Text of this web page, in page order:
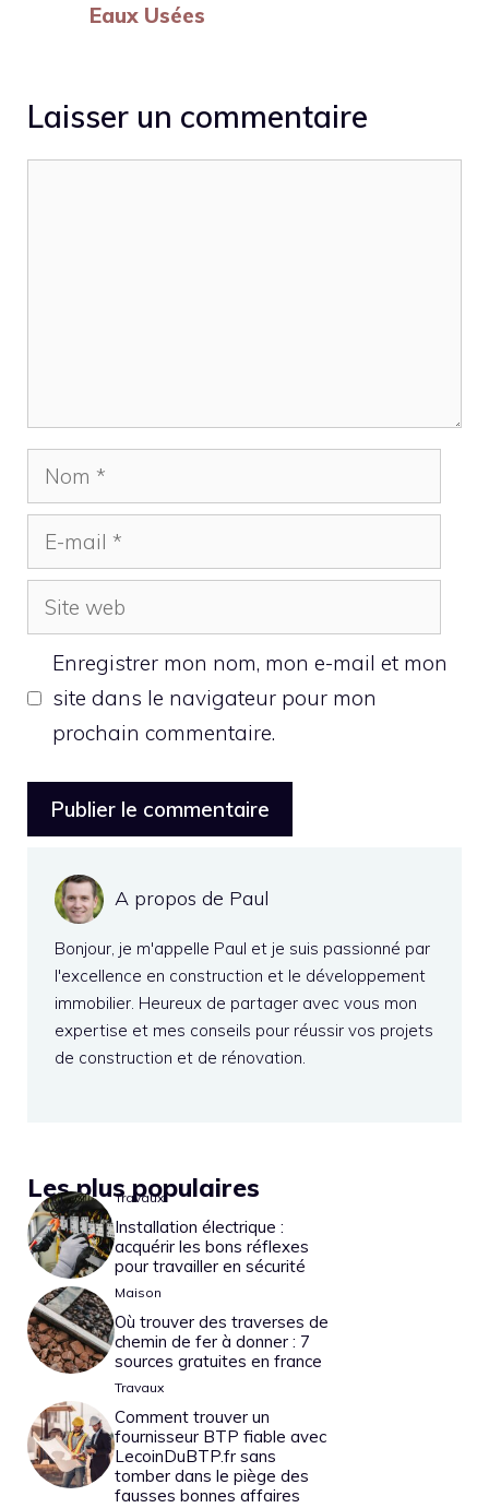
Eaux Usées
Laisser un commentaire
Nom
mail
Site
web
Enregistrer mon nom, mon e-mail et mon
site dans le navigateur pour mon
prochain commentaire.
A propos de Paul
Bonjour, je m'appelle Paul et je suis passionné par
l'excellence en construction et le développement
immobilier. Heureux de partager avec vous mon
expertise et mes conseils pour réussir vos projets
de construction et de rénovation.
Les plus populaires
Travaux
Installation électrique :
acquérir les bons réflexes
pour travailler en sécurité
Maison
Où trouver des traverses de
chemin de fer à donner : 7
sources gratuites en france
Travaux
Comment trouver un
fournisseur BTP fiable avec
LecoinDuBTP.fr sans
tomber dans le piège des
fausses bonnes affaires